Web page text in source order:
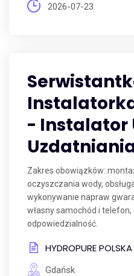
2026-07-23
- Instalator
Zakres obowiązków:
oczyszczania wody,
wykonywanie napraw
własny samochód i telefon,
odpowiedzialność.
HYDROPURE
Gdańsk